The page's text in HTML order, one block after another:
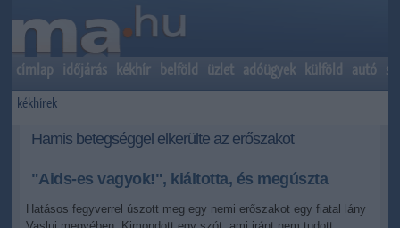
címlap időjárás kékhír belföld üzlet adóügyek külföld autó
kékhírek
Hamis betegséggel elkerülte az erőszakot
"Aids-es vagyok!", kiáltotta, és megúszta
Hatásos fegyverrel úszott meg egy nemi erőszakot egy fiatal lány